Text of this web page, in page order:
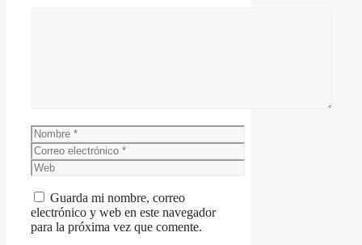
Nombre
Correo
electrónico
Web
Guarda mi nombre, correo
electrónico y web en este navegador
para la próxima vez que comente.